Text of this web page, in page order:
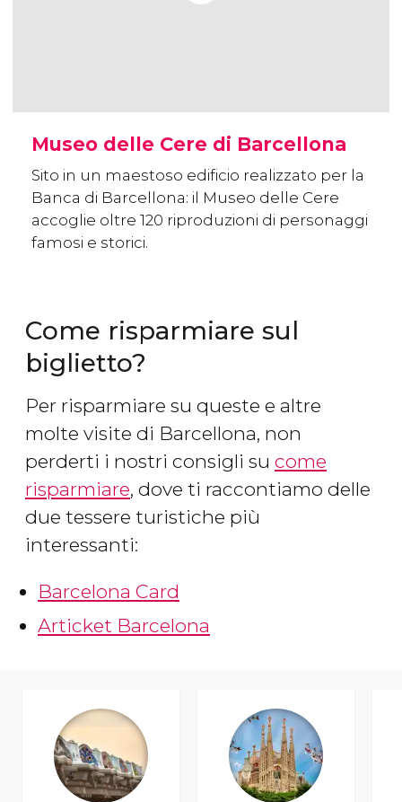
Museo delle Cere di Barcellona
Sito in un maestoso edificio realizzato per la
Banca di Barcellona: il Museo delle Cere
accoglie oltre 120 riproduzioni di personaggi
famosi e storici.
Come risparmiare sul
biglietto?
Per risparmiare su queste e altre
molte visite di Barcellona, non
perderti i nostri consigli su come
risparmiare, dove ti raccontiamo delle
due tessere turistiche più
interessanti:
Barcelona Card
Articket Barcelona